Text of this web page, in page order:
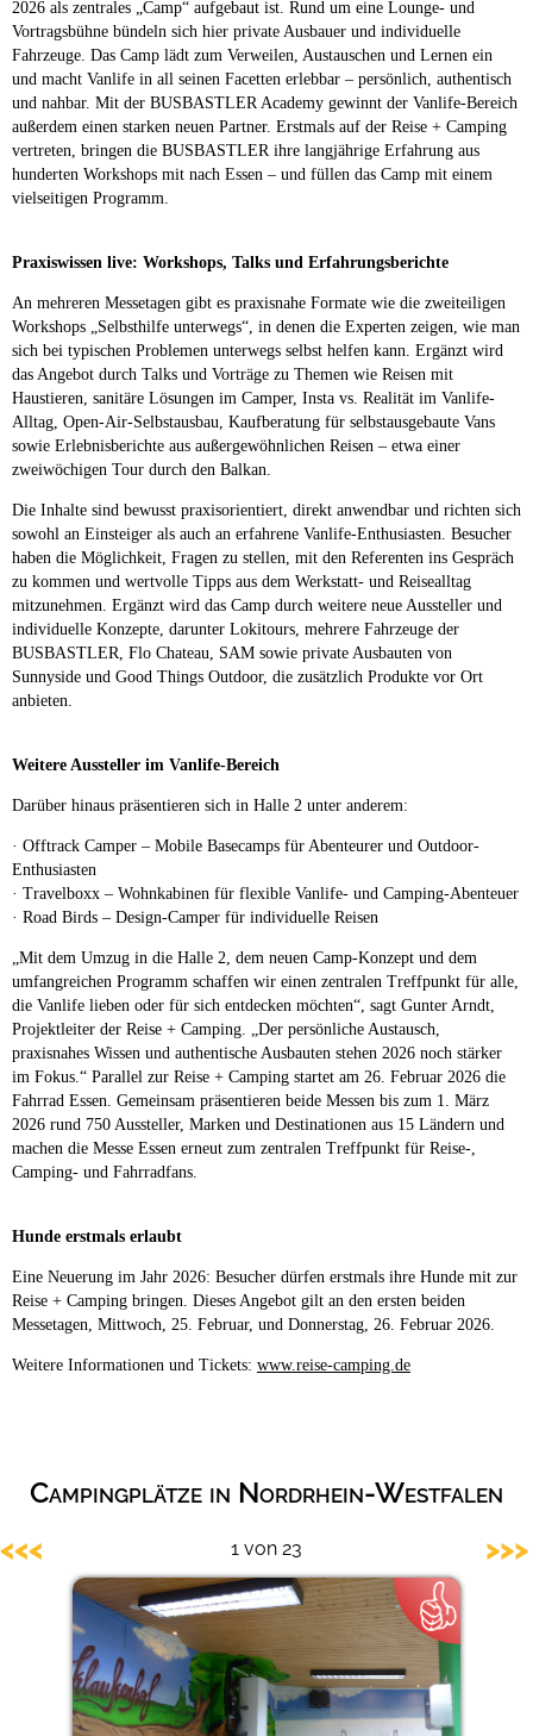
2026 als zentrales „Camp“ aufgebaut ist. Rund um eine Lounge- und
Vortragsbühne bündeln sich hier private Ausbauer und individuelle
Fahrzeuge. Das Camp lädt zum Verweilen, Austauschen und Lernen ein
und macht Vanlife in all seinen Facetten erlebbar – persönlich, authentisch
und nahbar. Mit der BUSBASTLER Academy gewinnt der Vanlife-Bereich
außerdem einen starken neuen Partner. Erstmals auf der Reise + Camping
vertreten, bringen die BUSBASTLER ihre langjährige Erfahrung aus
hunderten Workshops mit nach Essen – und füllen das Camp mit einem
vielseitigen Programm.
Praxiswissen live: Workshops, Talks und Erfahrungsberichte
An mehreren Messetagen gibt es praxisnahe Formate wie die zweiteiligen
Workshops „Selbsthilfe unterwegs“, in denen die Experten zeigen, wie man
sich bei typischen Problemen unterwegs selbst helfen kann. Ergänzt wird
das Angebot durch Talks und Vorträge zu Themen wie Reisen mit
Haustieren, sanitäre Lösungen im Camper, Insta vs. Realität im Vanlife-
Alltag, Open-Air-Selbstausbau, Kaufberatung für selbstausgebaute Vans
sowie Erlebnisberichte aus außergewöhnlichen Reisen – etwa einer
zweiwöchigen Tour durch den Balkan.
Die Inhalte sind bewusst praxisorientiert, direkt anwendbar und richten sich
sowohl an Einsteiger als auch an erfahrene Vanlife-Enthusiasten. Besucher
haben die Möglichkeit, Fragen zu stellen, mit den Referenten ins Gespräch
zu kommen und wertvolle Tipps aus dem Werkstatt- und Reisealltag
mitzunehmen. Ergänzt wird das Camp durch weitere neue Aussteller und
individuelle Konzepte, darunter Lokitours, mehrere Fahrzeuge der
BUSBASTLER, Flo Chateau, SAM sowie private Ausbauten von
Sunnyside und Good Things Outdoor, die zusätzlich Produkte vor Ort
anbieten.
Weitere Aussteller im Vanlife-Bereich
Darüber hinaus präsentieren sich in Halle 2 unter anderem:
· Offtrack Camper – Mobile Basecamps für Abenteurer und Outdoor-
Enthusiasten
· Travelboxx – Wohnkabinen für flexible Vanlife- und Camping-Abenteuer
· Road Birds – Design-Camper für individuelle Reisen
„Mit dem Umzug in die Halle 2, dem neuen Camp-Konzept und dem
umfangreichen Programm schaffen wir einen zentralen Treffpunkt für alle,
die Vanlife lieben oder für sich entdecken möchten“, sagt Gunter Arndt,
Projektleiter der Reise + Camping. „Der persönliche Austausch,
praxisnahes Wissen und authentische Ausbauten stehen 2026 noch stärker
im Fokus.“ Parallel zur Reise + Camping startet am 26. Februar 2026 die
Fahrrad Essen. Gemeinsam präsentieren beide Messen bis zum 1. März
2026 rund 750 Aussteller, Marken und Destinationen aus 15 Ländern und
machen die Messe Essen erneut zum zentralen Treffpunkt für Reise-,
Camping- und Fahrradfans.
Hunde erstmals erlaubt
Eine Neuerung im Jahr 2026: Besucher dürfen erstmals ihre Hunde mit zur
Reise + Camping bringen. Dieses Angebot gilt an den ersten beiden
Messetagen, Mittwoch, 25. Februar, und Donnerstag, 26. Februar 2026.
Weitere Informationen und Tickets: www.reise-camping.de
Campingplätze in Nordrhein-Westfalen
1 von 23
<<< >>>